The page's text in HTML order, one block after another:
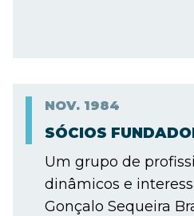
NOV. 1984
SÓCIOS
Um grupo de
dinâmicos e
Gonçalo Sequeira